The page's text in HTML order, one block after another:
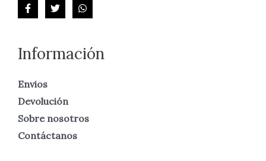
Información
Envios
Devolución
Sobre nosotros
Contáctanos